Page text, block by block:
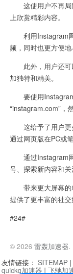
这使用户不再局
上欣赏精彩内容。
利用Instagram网
频，同时也更方便地
此外，用户还可
加独特和精美。
要使用Instagram
“instagram.com”，
这给予了用户更
通过网页版在PC或
通过Instagram网
号、探索新内容和关
带来更大屏幕的
提供了更丰富的社交
#24#
© 2026 雷轰加速器.
友情链接： SITEMAP |
quickq加速器 | 飞驰加